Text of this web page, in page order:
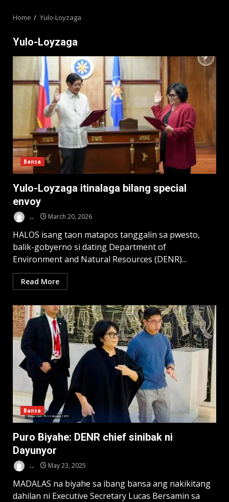
Home Yulo-Loyzaga
Yulo-Loyzaga
Bansa
Yulo-Loyzaga itinalaga bilang special
envoy
.. March 20, 2026
HALOS isang taon matapos tanggalin sa pwesto,
balik-gobyerno si dating Department of
Environment and Natural Resources (DENR)...
Read More
Bansa
Puro Biyahe: DENR chief sinibak ni
Dayunyor
.. May 23, 2025
MADALAS na biyahe sa ibang bansa ang nakikitang
dahilan ni Executive Secretary Lucas Bersamin sa